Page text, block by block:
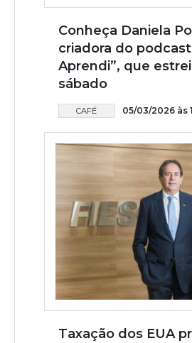
Conheça Daniela
criadora do podcast
Aprendi”, que
sábado
CAFÉ 05/03/2026 às
Taxação dos EUA